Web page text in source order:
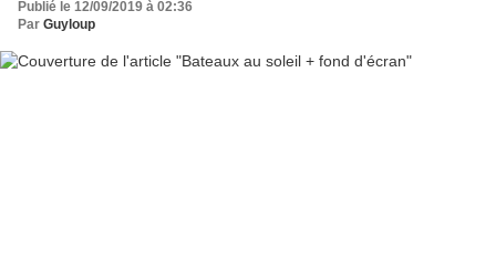
Publié le 12/09/2019 à 02:36
Par Guyloup